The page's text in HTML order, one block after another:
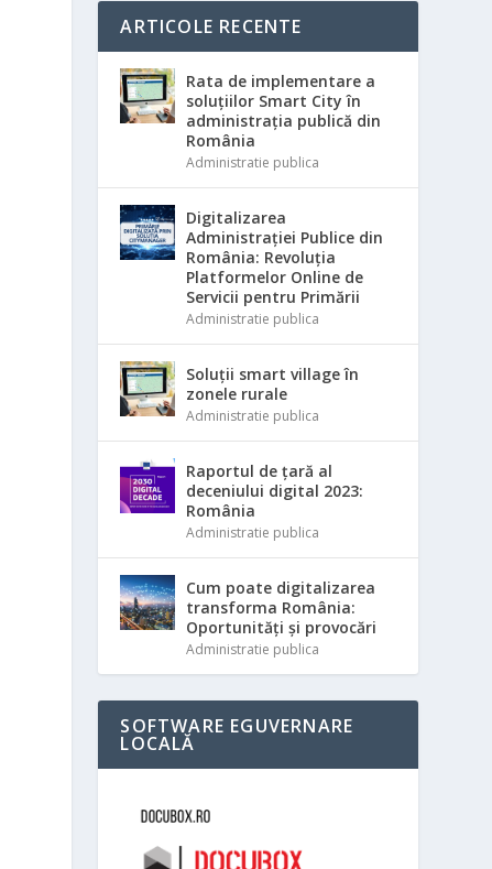
ARTICOLE RECENTE
Rata de implementare a
soluțiilor Smart City în
administrația publică din
România
Administratie publica
Digitalizarea
Administrației Publice din
România: Revoluția
Platformelor Online de
Servicii pentru Primării
Administratie publica
Soluții smart village în
zonele rurale
Administratie publica
Raportul de țară al
deceniului digital 2023:
România
Administratie publica
Cum poate digitalizarea
transforma România:
Oportunități și provocări
Administratie publica
SOFTWARE EGUVERNARE
LOCALĂ